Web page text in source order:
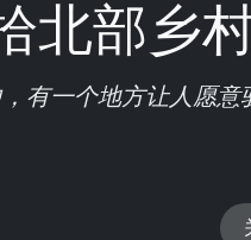
北部乡
有一个地方让人愿